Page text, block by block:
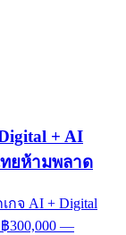
+ AI
ยห้ามพลาด
กจ AI + Digital
300,000 —